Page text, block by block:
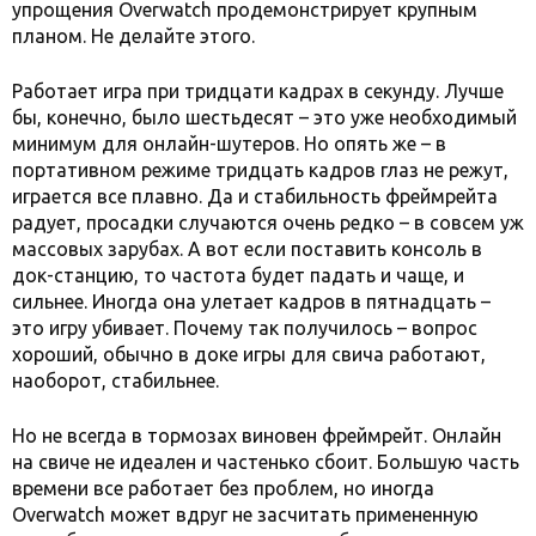
упрощения Overwatch продемонстрирует крупным
планом. Не делайте этого.
Работает игра при тридцати кадрах в секунду. Лучше
бы, конечно, было шестьдесят – это уже необходимый
минимум для онлайн-шутеров. Но опять же – в
портативном режиме тридцать кадров глаз не режут,
играется все плавно. Да и стабильность фреймрейта
радует, просадки случаются очень редко – в совсем уж
массовых зарубах. А вот если поставить консоль в
док-станцию, то частота будет падать и чаще, и
сильнее. Иногда она улетает кадров в пятнадцать –
это игру убивает. Почему так получилось – вопрос
хороший, обычно в доке игры для свича работают,
наоборот, стабильнее.
Но не всегда в тормозах виновен фреймрейт. Онлайн
на свиче не идеален и частенько сбоит. Большую часть
времени все работает без проблем, но иногда
Overwatch может вдруг не засчитать примененную